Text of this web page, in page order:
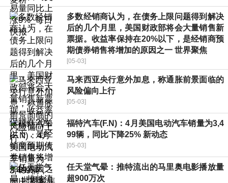
多数经销商认为，在债务上限问题得到解决
后的几个月里，美国财政部将会大量销售新
票据。收益率保持在20%以下，是经销商预
期债券销售将增加的原因之一 世界聚焦
[05-03]
马来西亚央行意外加息，称通胀前景面临的
风险偏向上行
[05-03]
福特汽车(F.N)：4月美国电动汽车销量为3,4
99辆，同比下降25% 新动态
[05-03]
任天堂气晕：推特流出的马里奥电影播放量
超900万次